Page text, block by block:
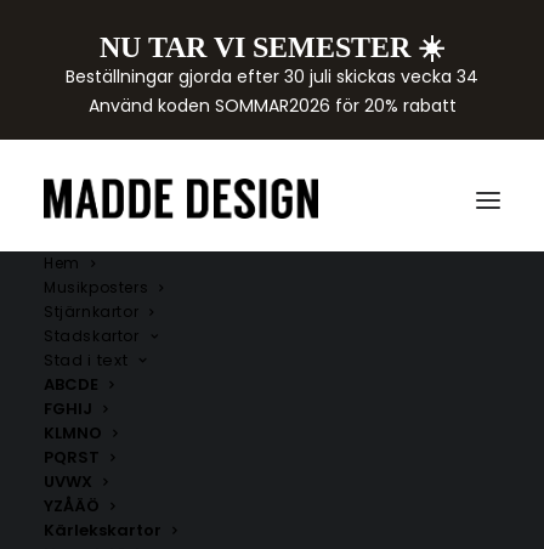
NU TAR VI SEMESTER ☀️
Beställningar gjorda efter 30 juli skickas vecka 34
Använd koden SOMMAR2026 för 20% rabatt
Hem
Musikposters
Stjärnkartor
Stadskartor
Stad i text
ABCDE
FGHIJ
KLMNO
PQRST
UVWX
YZÅÄÖ
Kärlekskartor